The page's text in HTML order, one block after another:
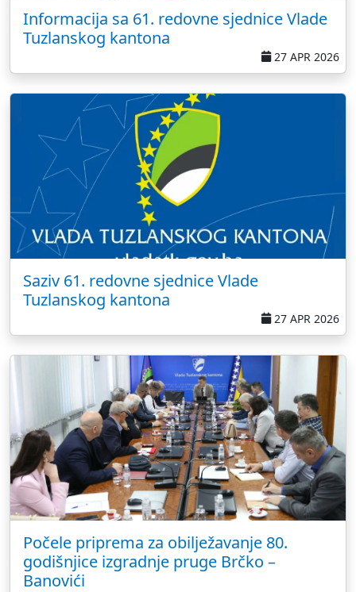
Informacija sa 61. redovne sjednice Vlade
Tuzlanskog kantona
27 APR 2026
Saziv 61. redovne sjednice Vlade
Tuzlanskog kantona
27 APR 2026
Počele priprema za obilježavanje 80.
godišnjice izgradnje pruge Brčko –
Banovići